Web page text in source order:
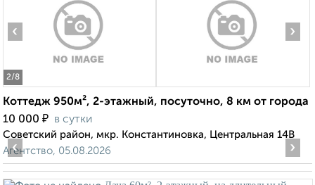
2/8
‹ ›
Коттедж 950м², 2-этажный, посуточно, 8 км от города
10 000 ₽ в сутки
Советский район, мкр. Константиновка, Центральная 14В
Агентство, 05.08.2026
‹ ›